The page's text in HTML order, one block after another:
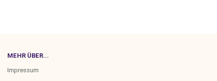
MEHR ÜBER...
Impressum